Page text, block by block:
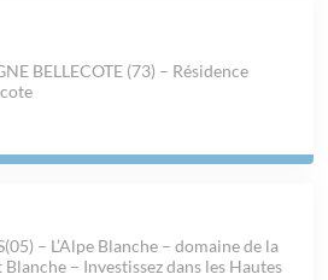
BELLECOTE (73) – Résidence
– L’Alpe Blanche – domaine de la
Blanche – Investissez dans les Hautes